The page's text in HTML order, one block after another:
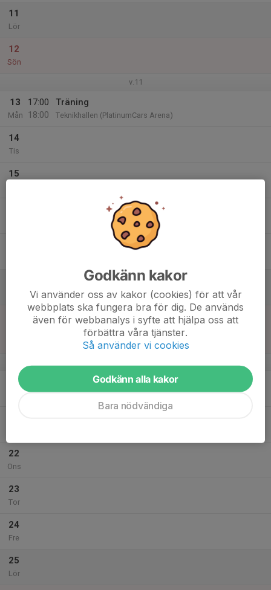
11
Lör
12
Sön
v.11
13
Mån
17:00
18:00
Träning
Teknikhallen (PlatinumCars Arena)
14
Tis
15
14:00
Match mot Skärblacka IF
Träningsmatcher
Ektorpshallen
20
18:00
Teknikhallen (PlatinumCars Arena)
22
Ons
23
Tor
24
Fre
25
Lör
Godkänn kakor
Vi använder oss av kakor (cookies) för att vår
webbplats ska fungera bra för dig. De används
även för webbanalys i syfte att hjälpa oss att
förbättra våra tjänster.
Så använder vi cookies
Godkänn alla kakor
Bara nödvändiga